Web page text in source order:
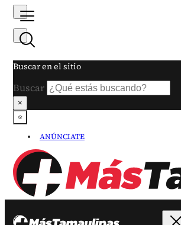
Buscar en el sitio
Buscar
×
ANÚNCIATE